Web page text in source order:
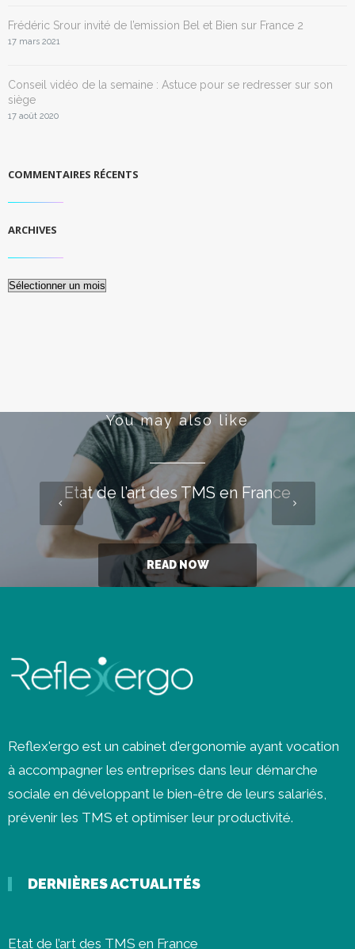
Frédéric Srour invité de l’emission Bel et Bien sur France 2
17 mars 2021
Conseil vidéo de la semaine : Astuce pour se redresser sur son
siège
17 août 2020
COMMENTAIRES RÉCENTS
ARCHIVES
Archives
You may also like
Etat de l’art des TMS en France
READ NOW
Reflex'ergo est un cabinet d'ergonomie ayant vocation
à accompagner les entreprises dans leur démarche
sociale en développant le bien-être de leurs salariés,
prévenir les TMS et optimiser leur productivité.
DERNIÈRES ACTUALITÉS
Etat de l’art des TMS en France